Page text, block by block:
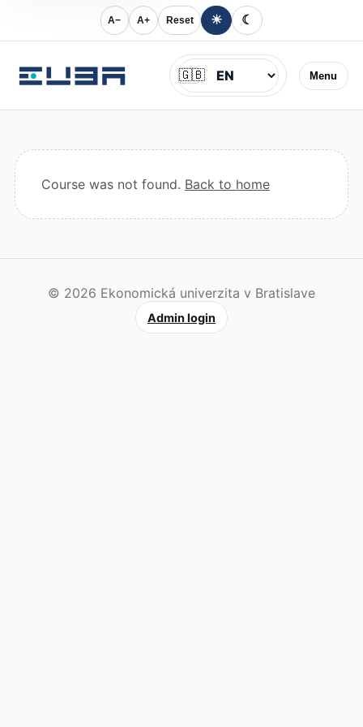
A− A+ Reset ☀ ☾
Menu
Jazyk
🇬🇧
Course was not found. Back to home
© 2026 Ekonomická univerzita v Bratislave
Admin login